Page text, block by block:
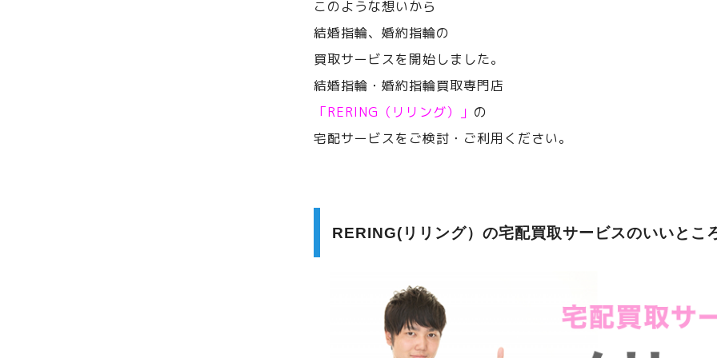
このような想いから
結婚指輪、婚約指輪の
買取サービスを開始しました。
結婚指輪・婚約指輪買取専門店
「RERING（リリング）」 の
宅配サービスをご検討・ご利用ください。
RERING(リリング）の宅配買取サービスのいいとこ